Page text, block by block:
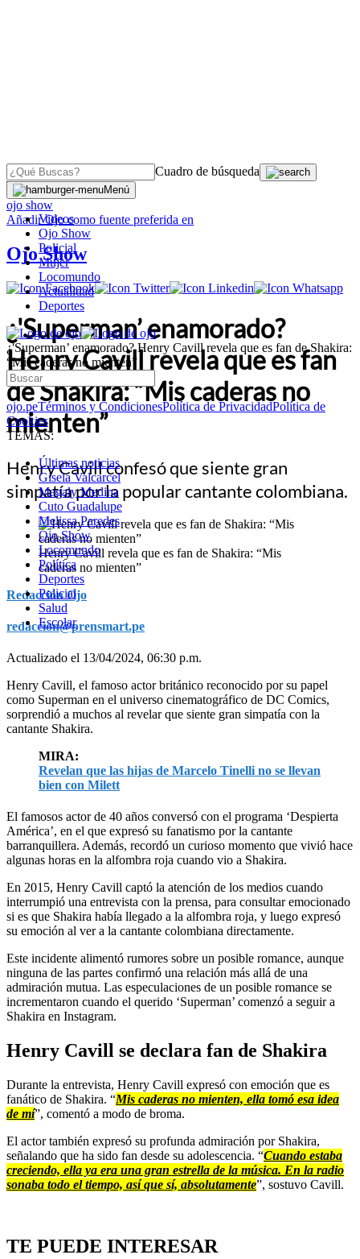
Cuadro de búsqueda
Menú
Videos
Ojo Show
Policial
Mujer
Locomundo
Actualidad
Deportes
¿'Superman’ enamorado? Henry Cavill revela que es fan de Shakira:
“Mis caderas no mienten”
ojo.peTérminos y CondicionesPolítica de PrivacidadPolítica de
Cookies
TEMAS:
Últimas noticias
Gisela Valcarcel
Magaly Medina
Cuto Guadalupe
Melissa Paredes
Ojo Show
Locomundo
Política
Deportes
Policial
Salud
Escolar
OJO
ojo show
AñadirOjocomo fuente preferida en
Ojo Show
¿'Superman’ enamorado?
Henry Cavill revela que es fan
de Shakira: “Mis caderas no
mienten”
Henry Cavill confesó que siente gran
simpatía por la popular cantante colombiana.
Henry Cavill revela que es fan de Shakira: “Mis
caderas no mienten”
Redacción Ojo
redaccion@prensmart.pe
Actualizado el 13/04/2024, 06:30 p.m.
Henry Cavill, el famoso actor británico reconocido por su papel
como Superman en el universo cinematográfico de DC Comics,
sorprendió a muchos al revelar que siente gran simpatía con la
cantante Shakira.
MIRA:
Revelan que las hijas de Marcelo Tinelli no se llevan
bien con Milett
El famosos actor de 40 años conversó con el programa ‘Despierta
América’, en el que expresó su fanatismo por la cantante
barranquillera. Además, recordó un curioso momento que vivió hace
algunas horas en la alfombra roja cuando vio a Shakira.
En 2015, Henry Cavill captó la atención de los medios cuando
interrumpió una entrevista con la prensa, para consultar emocionado
si es que Shakira había llegado a la alfombra roja, y luego expresó
su emoción al ver a la cantante colombiana directamente.
Este incidente alimentó rumores sobre un posible romance, aunque
ninguna de las partes confirmó una relación más allá de una
admiración mutua. Las especulaciones de un posible romance se
incrementaron cuando el querido ‘Superman’ comenzó a seguir a
Shakira en Instagram.
Henry Cavill se declara fan de Shakira
Durante la entrevista, Henry Cavill expresó con emoción que es
fanático de Shakira. “Mis caderas no mienten, ella tomó esa idea
de mí”, comentó a modo de broma.
El actor también expresó su profunda admiración por Shakira,
señalando que ha sido fan desde su adolescencia. “Cuando estaba
creciendo, ella ya era una gran estrella de la música. En la radio
sonaba todo el tiempo, así que sí, absolutamente”, sostuvo Cavill.
TE PUEDE INTERESAR